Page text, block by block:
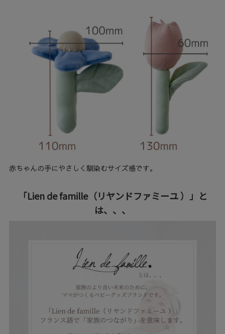
赤ちゃんの手にやさしく馴染むサイズ感です。
「Lien de famille（リヤンドファミーユ ）」と
は、、、